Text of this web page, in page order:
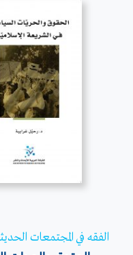
الفقه في المجتمعات